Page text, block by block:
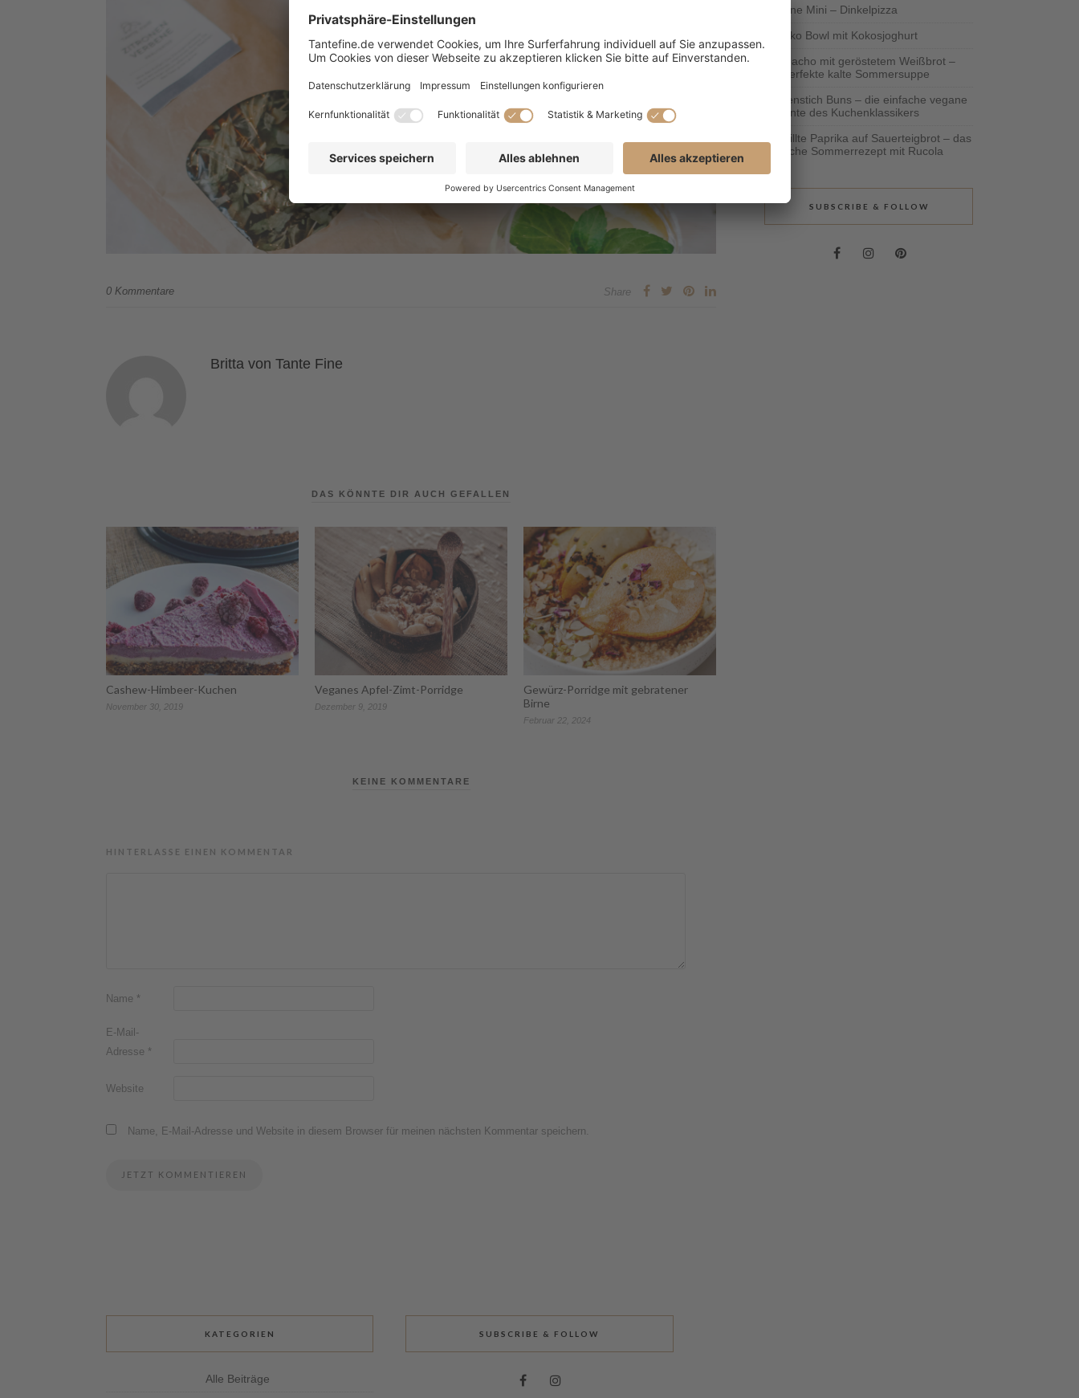
0 Kommentare Share
Britta von Tante Fine
DAS KÖNNTE DIR AUCH GEFALLEN
Cashew-Himbeer-Kuchen
November 30, 2019
Veganes Apfel-Zimt-Porridge
Dezember 9, 2019
Gewürz-Porridge mit gebratener
Birne
Februar 22, 2024
KEINE KOMMENTARE
HINTERLASSE EINEN KOMMENTAR
Name *
E-Mail-
Adresse *
Website
Name, E-Mail-Adresse und Website in diesem Browser für meinen nächsten Kommentar speichern.
Vegane Mini – Dinkelpizza
Schoko Bowl mit Kokosjoghurt
Gazpacho mit geröstetem Weißbrot –
die perfekte kalte Sommersuppe
Bienenstich Buns – die einfache vegane
Variante des Kuchenklassikers
Gegrillte Paprika auf Sauerteigbrot – das
einfache Sommerrezept mit Rucola
SUBSCRIBE & FOLLOW
KATEGORIEN
Alle Beiträge
SUBSCRIBE & FOLLOW